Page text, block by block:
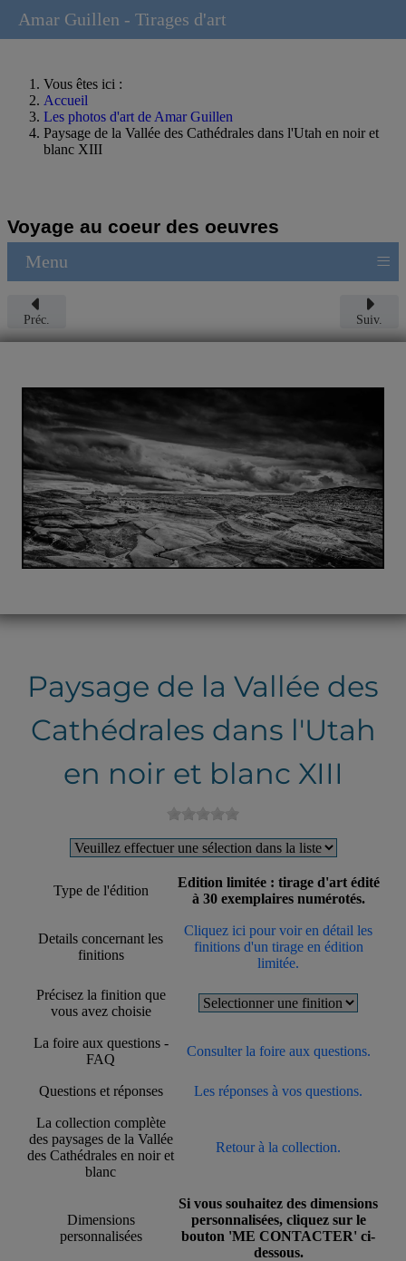
Vous êtes ici :
Accueil
Les photos d'art de Amar Guillen
Paysage de la Vallée des Cathédrales dans l'Utah en noir et
blanc XIII
Voyage au coeur des oeuvres
Menu ≡
Préc. Suiv.
Paysage de la Vallée des
Cathédrales dans l'Utah
en noir et blanc XIII
Type de l'édition
Edition limitée : tirage d'art édité
à 30 exemplaires numérotés.
Details concernant les
finitions
Cliquez ici pour voir en détail les
finitions d'un tirage en édition
limitée.
Précisez la finition que
vous avez choisie
La foire aux questions -
FAQ
Consulter la foire aux questions.
Questions et réponses Les réponses à vos questions.
La collection complète
des paysages de la Vallée
des Cathédrales en noir et
blanc
Retour à la collection.
Dimensions
personnalisées
Si vous souhaitez des dimensions
personnalisées, cliquez sur le
bouton 'ME CONTACTER' ci-
dessous.
Amar Guillen - Tirages d'art